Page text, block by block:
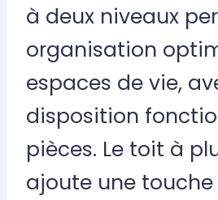
à deux niveaux
organisation
espaces de vie,
disposition
pièces. Le toit à
ajoute une